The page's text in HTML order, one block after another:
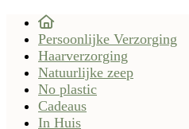
Persoonlijke Verzorging
Haarverzorging
Natuurlijke zeep
No plastic
Cadeaus
In Huis